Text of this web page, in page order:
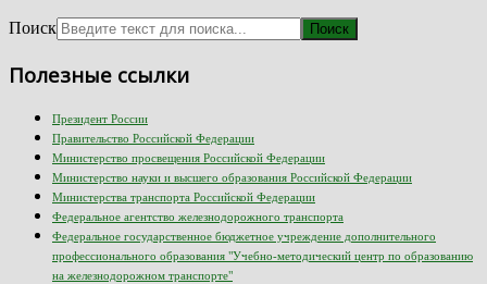
Поиск Поиск
Полезные ссылки
Президент России
Правительство Российской Федерации
Министерство просвещения Российской Федерации
Министерство науки и высшего образования Российской Федерации
Министерства транспорта Российской Федерации
Федеральное агентство железнодорожного транспорта
Федеральное государственное бюджетное учреждение дополнительного
профессионального образования "Учебно-методический центр по образованию
на железнодорожном транспорте"